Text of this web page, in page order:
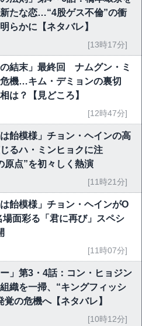
たな恋…“4股ゲス不倫”の衝
らかに【ネタバレ】
[13時17分]
結末」最終回 ナムグン・ミ
機…キム・デミョンの裏切
は？【見どころ】
[12時47分]
飴模様」チョン・ヘインの高
るハ・ミンヒョクに注
原点”を初々しく熱演
[11時21分]
飴模様」チョン・ヘインがO
場面彩る「君に再び」スペシ
[11時07分]
ー」第3・4話：コン・ヒョジン
織を一掃、“キングフィッシ
覚の危機へ【ネタバレ】
[10時12分]